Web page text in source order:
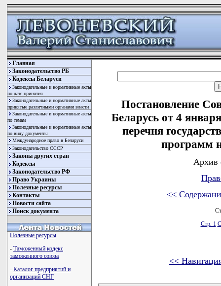
Главная
Законодательство РБ
Кодексы Беларуси
Законодательные и нормативные акты
по дате принятия
Законодательные и нормативные акты
принятые различными органами власти
Законодательные и нормативные акты
по темам
Законодательные и нормативные акты
по виду документы
Международное право в Беларуси
Законодательство СССР
Законы других стран
Кодексы
Законодательство РФ
Право Украины
Полезные ресурсы
Контакты
Новости сайта
Поиск документа
Полезные ресурсы
- Таможенный кодекс
таможенного союза
- Каталог предприятий и
организаций СНГ
Постановление
Беларусь от 4
перечня
программ
Архив
<<
Стр. 1
<<